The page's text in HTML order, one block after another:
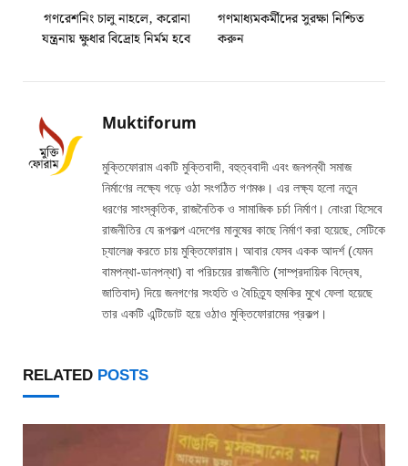
গণরেশনিং চালু নাহলে, করোনা
যন্ত্রনায় ক্ষুধার বিদ্রোহ নির্মম হবে
গণমাধ্যমকর্মীদের সুরক্ষা নিশ্চিত
করুন
Muktiforum
মুক্তিফোরাম একটি মুক্তিবাদী, বহুত্ববাদী এবং জনপন্থী সমাজ
নির্মাণের লক্ষ্যে গড়ে ওঠা সংগঠিত গণমঞ্চ। এর লক্ষ্য হলো নতুন
ধরণের সাংস্কৃতিক, রাজনৈতিক ও সামাজিক চর্চা নির্মাণ। নোংরা হিসেবে
রাজনীতির যে রূপকল্প এদেশের মানুষের কাছে নির্মাণ করা হয়েছে, সেটিকে
চ্যালেঞ্জ করতে চায় মুক্তিফোরাম। আবার যেসব একক আদর্শ (যেমন
বামপন্থা-ডানপন্থা) বা পরিচয়ের রাজনীতি (সাম্প্রদায়িক বিদ্বেষ,
জাতিবাদ) দিয়ে জনগণের সংহতি ও বৈচিত্র্য হুমকির মুখে ফেলা হয়েছে
তার একটি এন্টিডোট হয়ে ওঠাও মুক্তিফোরামের প্রকল্প।
RELATED POSTS